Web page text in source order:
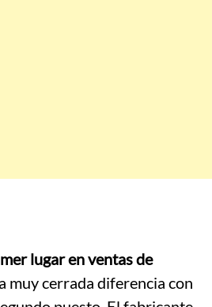
lugar en ventas de
muy cerrada diferencia con